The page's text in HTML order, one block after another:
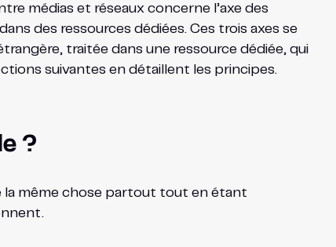
médias et réseaux concerne l’axe des
des ressources dédiées. Ces trois axes se
traitée dans une ressource dédiée, qui
suivantes en détaillent les principes.
?
la même chose partout tout en étant